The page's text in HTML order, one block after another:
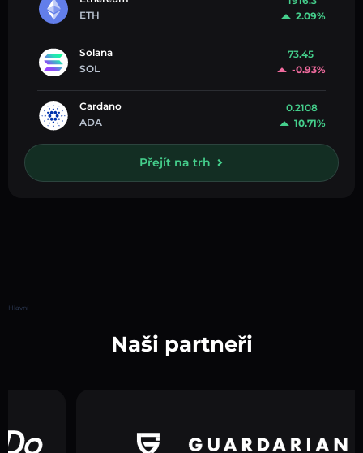
ETH
2.09%
Solana
SOL
73.45
-0.93%
Cardano
ADA
0.2108
10.71%
Přejít na trh
Hlavní
Naši partneři